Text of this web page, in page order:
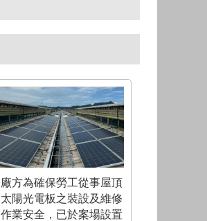
廠方為確保勞工從事屋頂
太陽光電板之裝設及維修
作業安全，已於案場設置